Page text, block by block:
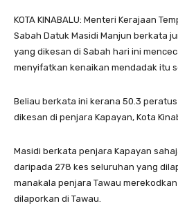
KOTA KINABALU: Menteri Kerajaan
Sabah Datuk Masidi Manjun berkata
yang dikesan di Sabah hari ini
menyifatkan kenaikan mendadak itu
Beliau berkata ini kerana 50.3
dikesan di penjara Kapayan, Kota
Masidi berkata penjara Kapayan
daripada 278 kes seluruhan yang
manakala penjara Tawau
dilaporkan di Tawau.